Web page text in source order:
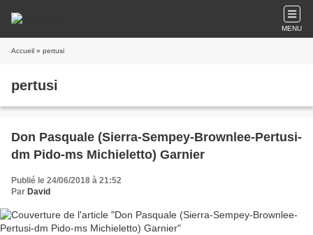
MENU
Accueil » pertusi
pertusi
Don Pasquale (Sierra-Sempey-Brownlee-Pertusi-
dm Pido-ms Michieletto) Garnier
Publié le 24/06/2018 à 21:52
Par David